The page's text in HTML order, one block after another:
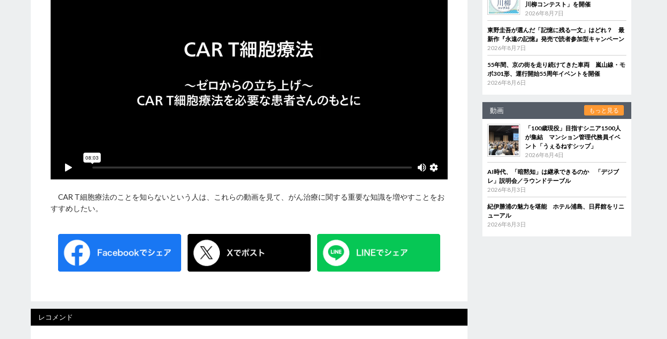
CAR T細胞療法のことを知らないという人は、これらの動画を見て、がん治療に関する重要な知識を増やすことをお
すすめしたい。
レコメンド
川柳コンテスト」を開催
2026年8月7日
東野圭吾が選んだ「記憶に残る一文」はどれ？ 最
新作『永遠の記憶』発売で読者参加型キャンペーン
2026年8月7日
55年間、京の街を走り続けてきた車両 嵐山線・モ
ボ301形、運行開始55周年イベントを開催
2026年8月6日
動画 もっと見る
「100歳現役」目指すシニア1500人
が集結 マンション管理代務員イベ
ント「うぇるねすシップ」
2026年8月4日
AI時代、「暗黙知」は継承できるのか 「デジブ
レ」説明会／ラウンドテーブル
2026年8月3日
紀伊勝浦の魅力を堪能 ホテル浦島、日昇館をリニ
ューアル
2026年8月3日